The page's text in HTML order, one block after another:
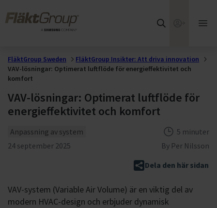
Webshop
FläktGroup Sweden
FläktGroup Insikter: Att driva innovation
VAV-lösningar: Optimerat luftflöde för energieffektivitet och
komfort
VAV-lösningar: Optimerat luftflöde för
energieffektivitet och komfort
Tema
Anpassning av system Tid för
5 minuter
Publicerad
24 september 2025 By Per Nilsson
Dela den här sidan
VAV-system (Variable Air Volume) är en viktig del av
modern HVAC-design och erbjuder dynamisk